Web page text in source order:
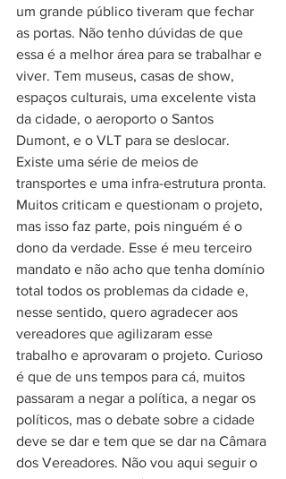
um grande público tiveram que fechar
as portas. Não tenho dúvidas de que
essa é a melhor área para se trabalhar e
viver. Tem museus, casas de show,
espaços culturais, uma excelente vista
da cidade, o aeroporto o Santos
Dumont, e o VLT para se deslocar.
Existe uma série de meios de
transportes e uma infra-estrutura pronta.
Muitos criticam e questionam o projeto,
mas isso faz parte, pois ninguém é o
dono da verdade. Esse é meu terceiro
mandato e não acho que tenha domínio
total todos os problemas da cidade e,
nesse sentido, quero agradecer aos
vereadores que agilizaram esse
trabalho e aprovaram o projeto. Curioso
é que de uns tempos para cá, muitos
passaram a negar a política, a negar os
políticos, mas o debate sobre a cidade
deve se dar e tem que se dar na Câmara
dos Vereadores. Não vou aqui seguir o